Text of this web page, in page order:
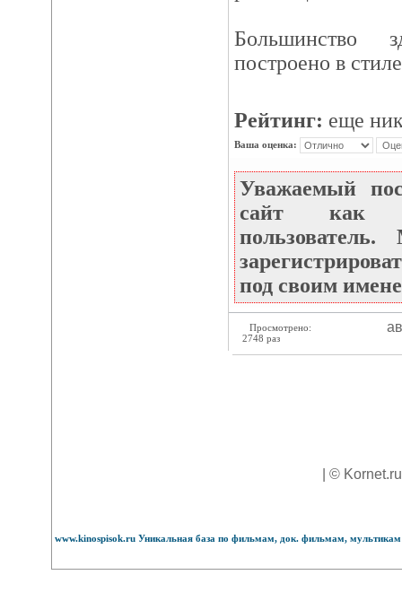
Большинство
построено в
Рейтинг: еще
Ваша оценка:
Уважаемый
сайт как
под своим
Просмотрено:
2748 раз
| ©
www.kinospisok.ru Уникальная база по фильмам, док. фильмам,